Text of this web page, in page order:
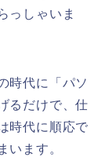
っしゃいま
時代に「パソ
るだけで、仕
時代に順応で
います。